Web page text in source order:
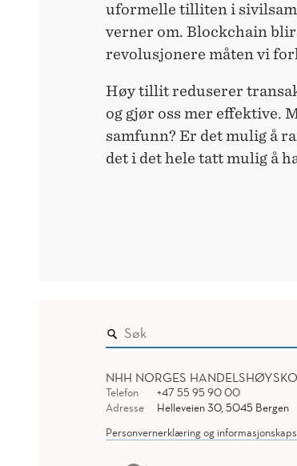
uformelle tilliten i
verner om. Blockchain blir
revolusjonere måten vi
Høy tillit reduserer
og gjør oss mer effektive.
samfunn? Er det mulig å
det i det hele tatt mulig å
NHH NORGES
Telefon
+47 55 95 90 00
Adresse
Helleveien 30, 5045 Bergen
Personvernerklæring og